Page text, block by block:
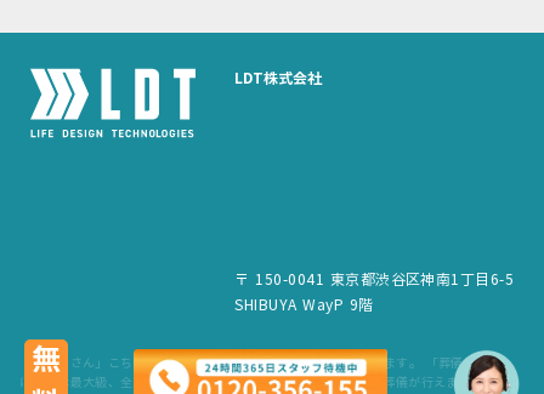
LDT株式会社
〒 150-0041 東京都渋谷区神南1丁目6-5
SHIBUYA WayP 9階
「葬儀屋さん」こちらのサービスは、LDT株式会社が運営しています。 「葬儀屋さん」
は、日本最大級、全国6,500件の葬儀場を掲載。最寄りの式場で葬儀が行えます。 24時